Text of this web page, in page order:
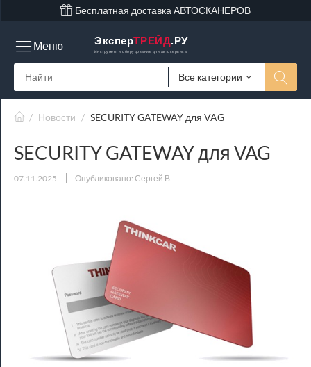
Бесплатная доставка АВТОСКАНЕРОВ
ЭксперТРЕЙД.РУ
Инструмент и оборудование для автосервиса
Все категории
Меню
/ Новости / SECURITY GATEWAY для VAG
SECURITY GATEWAY для VAG
07.11.2025 Опубликовано: Сергей В.